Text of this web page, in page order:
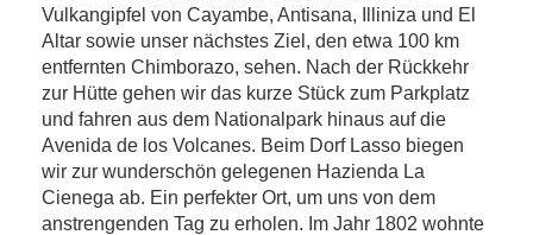
Vulkangipfel von Cayambe, Antisana, Illiniza und El
Altar sowie unser nächstes Ziel, den etwa 100 km
entfernten Chimborazo, sehen. Nach der Rückkehr
zur Hütte gehen wir das kurze Stück zum Parkplatz
und fahren aus dem Nationalpark hinaus auf die
Avenida de los Volcanes. Beim Dorf Lasso biegen
wir zur wunderschön gelegenen Hazienda La
Cienega ab. Ein perfekter Ort, um uns von dem
anstrengenden Tag zu erholen. Im Jahr 1802 wohnte